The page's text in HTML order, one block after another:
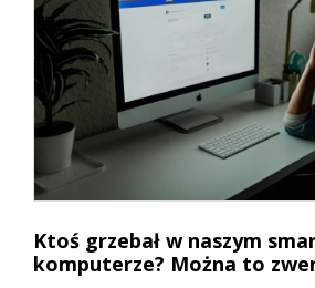
Ktoś grzebał w naszym
komputerze? Można to